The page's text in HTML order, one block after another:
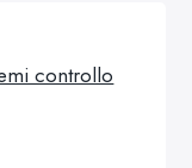
controllo